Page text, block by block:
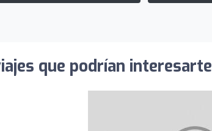
que podrían interesarte